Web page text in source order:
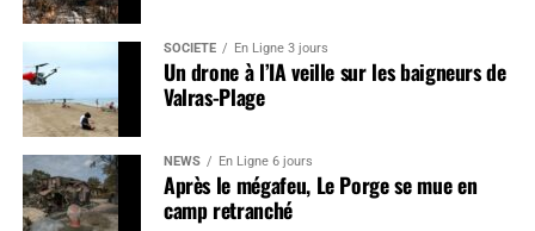
SOCIÉTÉ En Ligne 3 jours
Un drone à l’IA veille sur les baigneurs de
Valras-Plage
NEWS En Ligne 6 jours
Après le mégafeu, Le Porge se mue en
camp retranché